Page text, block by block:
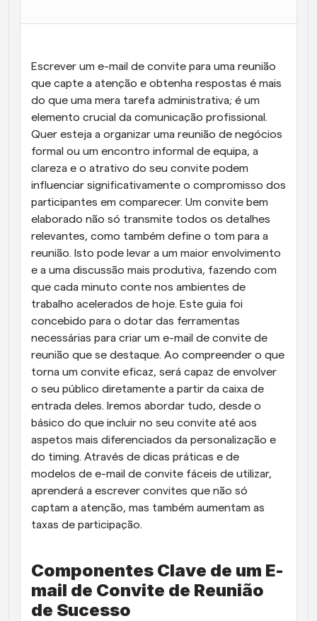
Agendamento potenciado com chamadas
impulsionadas por IA
Fluxos de trabalho
Blogue
Mantenha-se atualizado com as últimas notícias e
Reuniões Instantâneas
Reunião com clientes em minutos
Links de Grupo Dinâmico
Agende reuniões de forma fluida com várias pessoas
Webhooks
Receba notificações quando algo acontecer
Escrever um e-mail de convite para uma reunião
que capte a atenção e obtenha respostas é mais
do que uma mera tarefa administrativa; é um
elemento crucial da comunicação profissional.
Quer esteja a organizar uma reunião de negócios
formal ou um encontro informal de equipa, a
clareza e o atrativo do seu convite podem
influenciar significativamente o compromisso dos
participantes em comparecer. Um convite bem
elaborado não só transmite todos os detalhes
relevantes, como também define o tom para a
reunião. Isto pode levar a um maior envolvimento
e a uma discussão mais produtiva, fazendo com
que cada minuto conte nos ambientes de
trabalho acelerados de hoje. Este guia foi
concebido para o dotar das ferramentas
necessárias para criar um e-mail de convite de
reunião que se destaque. Ao compreender o que
torna um convite eficaz, será capaz de envolver
o seu público diretamente a partir da caixa de
entrada deles. Iremos abordar tudo, desde o
básico do que incluir no seu convite até aos
aspetos mais diferenciados da personalização e
do timing. Através de dicas práticas e de
modelos de e-mail de convite fáceis de utilizar,
aprenderá a escrever convites que não só
captam a atenção, mas também aumentam as
taxas de participação.
Componentes Clave de um E-
mail de Convite de Reunião
de Sucesso